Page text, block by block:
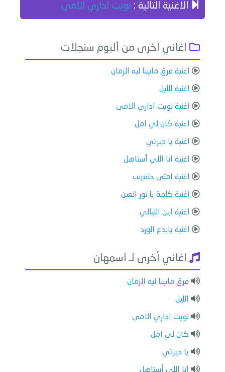
الاغنية التالية : نويت اداري الامى
اغاني اخرى من ألبوم سنجلات
اغنية فرق مابينا ليه الزمان
اغنية الليل
اغنية نويت اداري الامى
اغنية كان لي امل
اغنية يا ديرتي
اغنية انا اللي أستاهل
اغنية امتى حتعرف
اغنية كلمة يا نور العين
اغنية اين الليالي
اغنية يابدع الورد
اغاني أخرى لـ اسمهان
فرق مابينا ليه الزمان
الليل
نويت اداري الامى
كان لي امل
يا ديرتي
انا اللي أستاهل